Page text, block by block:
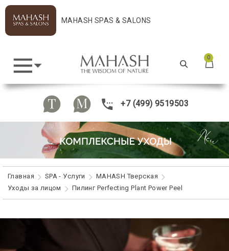
MAHASH SPAS & SALONS
0
+7 (499) 9519503
Главная SPA - Услуги
MAHASH Тверская
Уходы за лицом
Пилинг Perfecting Plant Power Peel